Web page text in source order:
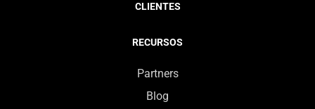
CLIENTES
RECURSOS
Partners
Blog